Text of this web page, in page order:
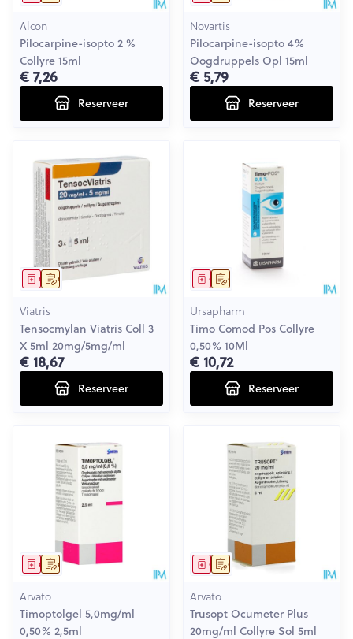
Alcon
Pilocarpine-isopto 2 %
Collyre 15ml
€ 7,26
Reserveer
Novartis
Pilocarpine-isopto 4%
Oogdruppels Opl 15ml
€ 5,79
Reserveer
Op voorschrift
Geneesmiddel
Viatris
Tensocmylan Viatris Coll 3
X 5ml 20mg/5mg/ml
€ 18,67
Reserveer
Op voorschrift
Geneesmiddel
Ursapharm
Timo Comod Pos Collyre
0,50% 10Ml
€ 10,72
Reserveer
Op voorschrift
Geneesmiddel
Arvato
Timoptolgel 5,0mg/ml
0,50% 2,5ml
Op voorschrift
Geneesmiddel
Arvato
Trusopt Ocumeter Plus
20mg/ml Collyre Sol 5ml